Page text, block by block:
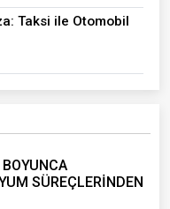
Taksi ile Otomobil
SÜREÇLERİNDEN